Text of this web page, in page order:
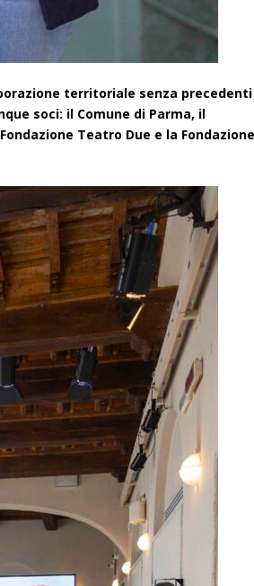
territoriale senza precedenti
soci: il Comune di Parma, il
Teatro Due e la